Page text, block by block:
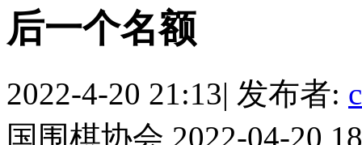
后一个名额
2022-4-20 21:13| 发布者:
国围棋协会 2022-04-20